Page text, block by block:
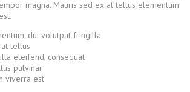
magna. Mauris sed ex at tellus elementum
dui volutpat fringilla
tellus
eleifend, consequat
pulvinar
viverra est